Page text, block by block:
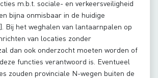
m.b.t. sociale- en verkeersveiligheid
bijna onmisbaar in de huidige
Bij het weghalen van lantaarnpalen op
van locaties zonder
dan ook onderzocht moeten worden of
functies verantwoord is. Eventueel
zouden provinciale N-wegen buiten de